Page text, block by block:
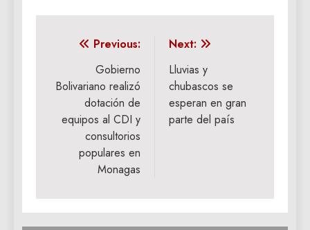
Navegación
entradas
Previous:
Gobierno
Bolivariano realizó
dotación de
equipos al CDI y
consultorios
populares en
Monagas
Next:
Lluvias y
chubascos se
esperan en gran
parte del país